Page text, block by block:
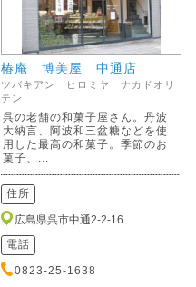
椿庵 博美屋 中通店
ツバキアン ヒロミヤ ナカドオリ
テン
呉の老舗の和菓子屋さん。丹波
大納言、阿波和三盆糖などを使
用した最高の和菓子。季節のお
菓子、...
住所
広島県呉市中通2-2-16
電話
0823-25-1638